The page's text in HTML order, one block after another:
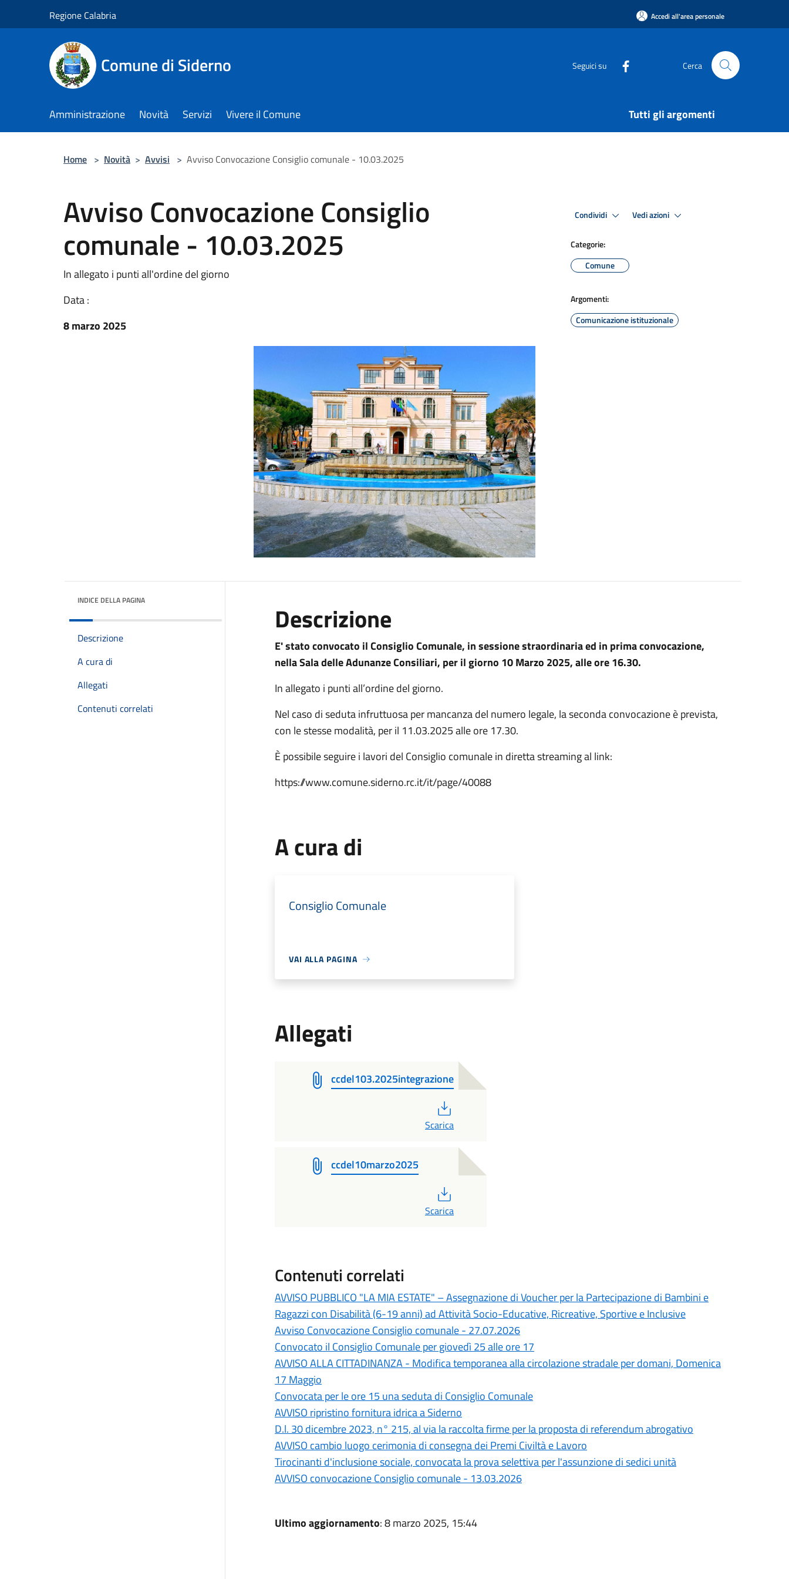
Regione Calabria Accedi all'area personale
Comune di Siderno Seguici su Cerca
Amministrazione Novità Servizi Vivere il Comune Tutti gli argomenti
Home > Novità > Avvisi > Avviso Convocazione Consiglio comunale - 10.03.2025
Avviso Convocazione Consiglio
comunale - 10.03.2025
In allegato i punti all'ordine del giorno
Data :
8 marzo 2025
Condividi Vedi azioni
Categorie:
Comune
Argomenti:
Comunicazione istituzionale
INDICE DELLA PAGINA
Descrizione
A cura di
Allegati
Contenuti correlati
Descrizione
E' stato convocato il Consiglio Comunale, in sessione straordinaria ed in prima convocazione,
nella Sala delle Adunanze Consiliari, per il giorno 10 Marzo 2025, alle ore 16.30.
In allegato i punti all’ordine del giorno.
Nel caso di seduta infruttuosa per mancanza del numero legale, la seconda convocazione è prevista,
con le stesse modalità, per il 11.03.2025 alle ore 17.30.
È possibile seguire i lavori del Consiglio comunale in diretta streaming al link:
https://www.comune.siderno.rc.it/it/page/40088
A cura di
Consiglio Comunale
VAI ALLA PAGINA
Allegati
ccdel103.2025integrazione
Scarica
ccdel10marzo2025
Scarica
Contenuti correlati
AVVISO PUBBLICO "LA MIA ESTATE" – Assegnazione di Voucher per la Partecipazione di Bambini e
Ragazzi con Disabilità (6-19 anni) ad Attività Socio-Educative, Ricreative, Sportive e Inclusive
Avviso Convocazione Consiglio comunale - 27.07.2026
Convocato il Consiglio Comunale per giovedì 25 alle ore 17
AVVISO ALLA CITTADINANZA - Modifica temporanea alla circolazione stradale per domani, Domenica
17 Maggio
Convocata per le ore 15 una seduta di Consiglio Comunale
AVVISO ripristino fornitura idrica a Siderno
D.l. 30 dicembre 2023, n° 215, al via la raccolta firme per la proposta di referendum abrogativo
AVVISO cambio luogo cerimonia di consegna dei Premi Civiltà e Lavoro
Tirocinanti d'inclusione sociale, convocata la prova selettiva per l'assunzione di sedici unità
AVVISO convocazione Consiglio comunale - 13.03.2026
Ultimo aggiornamento: 8 marzo 2025, 15:44